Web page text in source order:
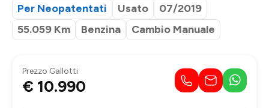
Per Neopatentati Usato
07/2019
55.059 Km
Benzina Cambio Manuale
Prezzo Gallotti
€ 10.990